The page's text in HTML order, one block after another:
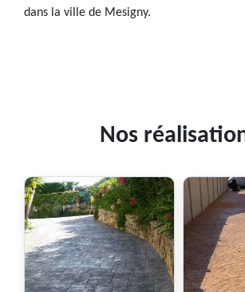
dans la ville de Mesigny.
Nos